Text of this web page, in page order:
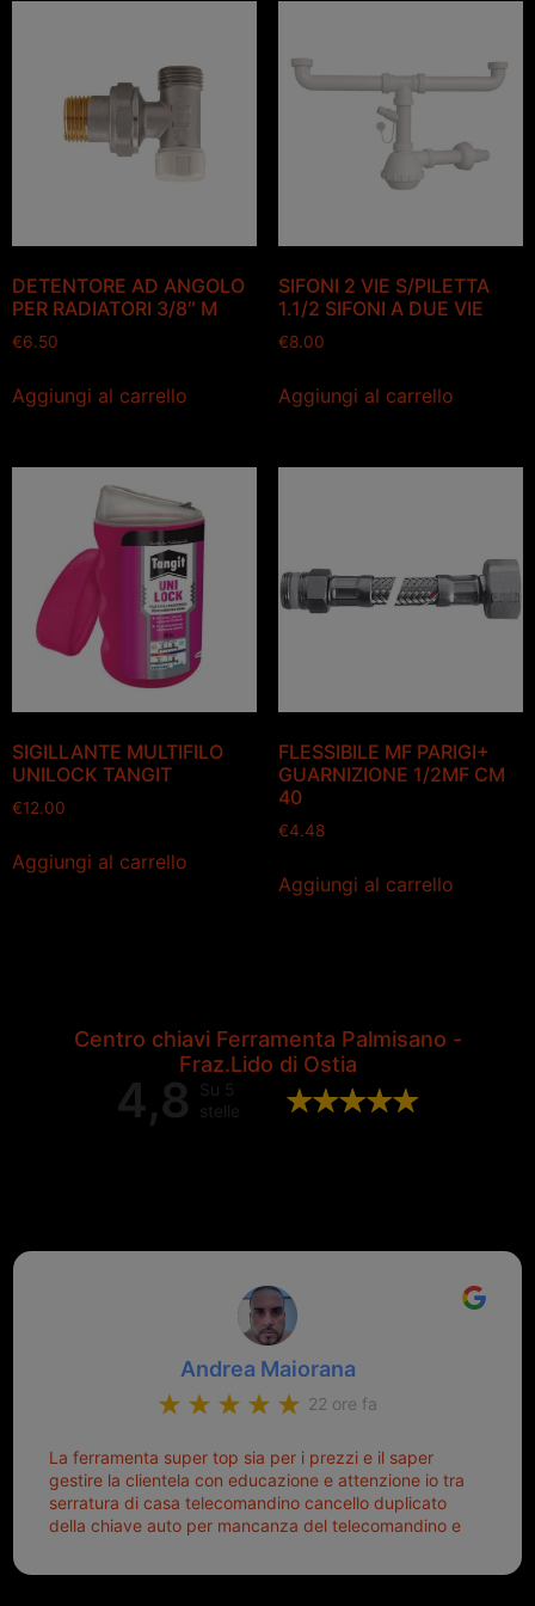
DETENTORE AD ANGOLO
PER RADIATORI 3/8″ M
€6.50
Aggiungi al carrello
SIFONI 2 VIE S/PILETTA
1.1/2 SIFONI A DUE VIE
€8.00
Aggiungi al carrello
SIGILLANTE MULTIFILO
UNILOCK TANGIT
€12.00
Aggiungi al carrello
FLESSIBILE MF PARIGI+
GUARNIZIONE 1/2MF CM
40
€4.48
Aggiungi al carrello
Centro chiavi Ferramenta Palmisano -
Fraz.Lido di Ostia
4,8
Su 5
stelle
Andrea Maiorana
22 ore fa
La ferramenta super top sia per i prezzi e il saper
gestire la clientela con educazione e attenzione io tra
serratura di casa telecomandino cancello duplicato
della chiave auto per mancanza del telecomandino e
meglio ferramenta de ostia e poi il prorietario il signor